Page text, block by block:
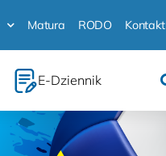
Matura RODO Kontakt
E-Dziennik